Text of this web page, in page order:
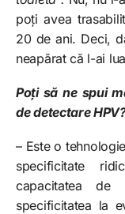
poți avea
20 de ani. Deci,
neapărat că l-ai
Poți să ne spui
de detectare
– Este o
specificitate
capacitatea
specificitatea la